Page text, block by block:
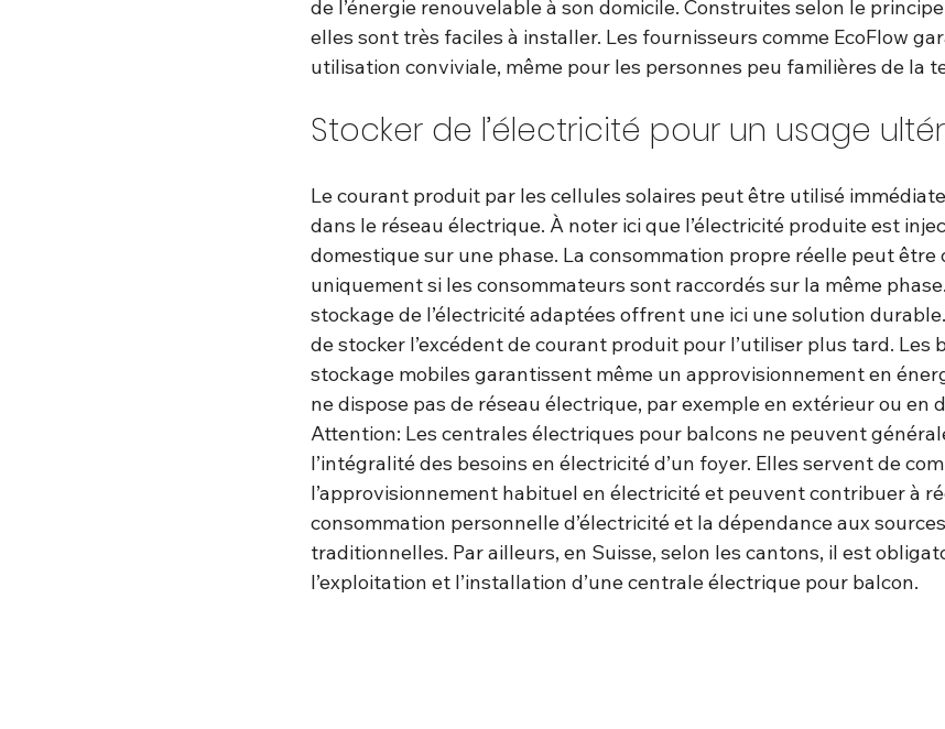
de l’énergie renouvelable à son domicile. Construites selon le
elles sont très faciles à installer. Les fournisseurs comme EcoFlow
utilisation conviviale, même pour les personnes peu familières de la
Stocker de l’électricité pour un usage
Le courant produit par les cellules solaires peut être utilisé
dans le réseau électrique. À noter ici que l’électricité produite est
domestique sur une phase. La consommation propre réelle peut être
uniquement si les consommateurs sont raccordés sur la même
stockage de l’électricité adaptées offrent une ici une solution
de stocker l’excédent de courant produit pour l’utiliser plus tard. Les
stockage mobiles garantissent même un approvisionnement en
ne dispose pas de réseau électrique, par exemple en extérieur ou en
Attention: Les centrales électriques pour balcons ne peuvent
l’intégralité des besoins en électricité d’un foyer. Elles servent de
l’approvisionnement habituel en électricité et peuvent contribuer à
consommation personnelle d’électricité et la dépendance aux
traditionnelles. Par ailleurs, en Suisse, selon les cantons, il est
l’exploitation et l’installation d’une centrale électrique pour balcon.